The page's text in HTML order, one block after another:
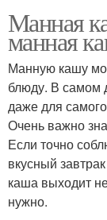
Каша со
Манка на
Манная
манная
Манную кашу
блюду. В самом
даже для
Очень важно
Если точно
вкусный
каша выходит
нужно.